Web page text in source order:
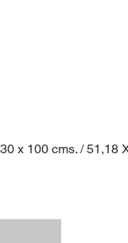
x 100 cms. / 51,18